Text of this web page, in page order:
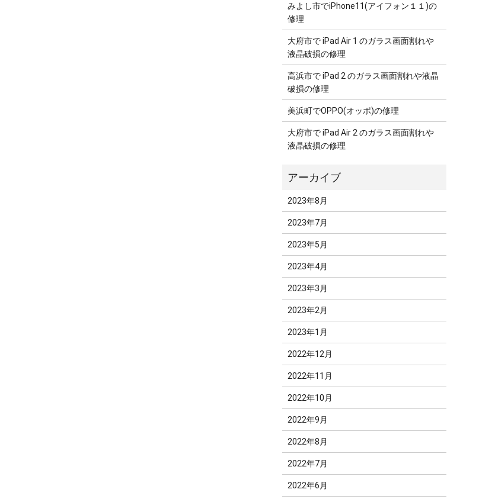
みよし市でiPhone11(アイフォン１１)の
修理
大府市で iPad Air 1 のガラス画面割れや
液晶破損の修理
高浜市で iPad 2 のガラス画面割れや液晶
破損の修理
美浜町でOPPO(オッポ)の修理
大府市で iPad Air 2 のガラス画面割れや
液晶破損の修理
2023年8月
2023年7月
2023年5月
2023年4月
2023年3月
2023年2月
2023年1月
2022年12月
2022年11月
2022年10月
2022年9月
2022年8月
2022年7月
2022年6月